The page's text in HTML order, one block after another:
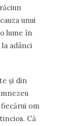
unui
lume în
adânci
şi din
om
Că